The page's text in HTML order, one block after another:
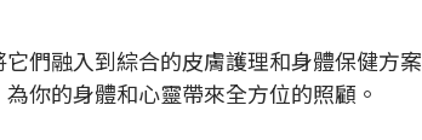
們融入到綜合的皮膚護理和身體保健方案
你的身體和心靈帶來全方位的照顧。